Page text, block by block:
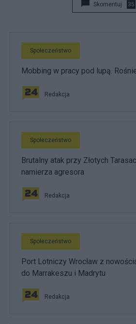
Skomentuj 35
Społeczeństwo
Mobbing w pracy pod lupą.
Redakcja
Społeczeństwo
Brutalny atak przy Złotych
namierza agresora
Redakcja
Społeczeństwo
Port Lotniczy Wrocław z
do Marrakeszu i Madrytu
Redakcja